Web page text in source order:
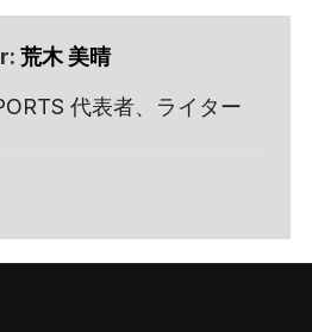
荒木 美晴
代表者、ライター